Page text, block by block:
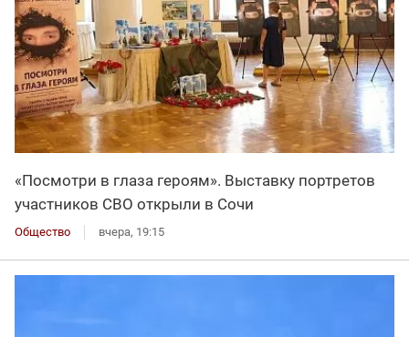
«Посмотри в глаза героям». Выставку портретов
участников СВО открыли в Сочи
Общество вчера, 19:15